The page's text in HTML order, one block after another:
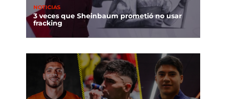
NOTICIAS
3 veces que Sheinbaum prometió no usar
fracking